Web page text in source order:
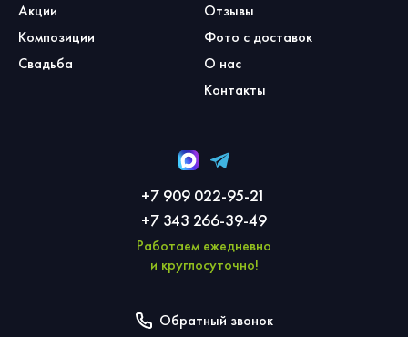
Акции
Композиции
Свадьба
Отзывы
Фото с доставок
О нас
Контакты
+7 909 022-95-21
+7 343 266-39-49
Работаем ежедневно
и круглосуточно!
Обратный звонок